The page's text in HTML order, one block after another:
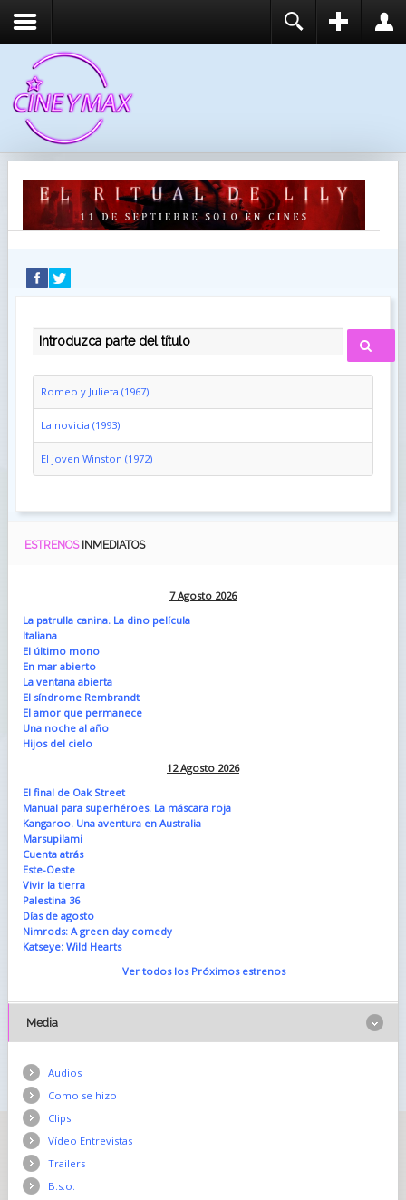
RECUÉRDEME
IDENTIFICARSE
INTRODUZCA PARTE DEL TÍTULO
Romeo y Julieta (1967)
La novicia (1993)
El joven Winston (1972)
ESTRENOS INMEDIATOS
7 Agosto 2026
La patrulla canina. La dino película
Italiana
El último mono
En mar abierto
La ventana abierta
El síndrome Rembrandt
El amor que permanece
Una noche al año
Hijos del cielo
12 Agosto 2026
El final de Oak Street
Manual para superhéroes. La máscara roja
Kangaroo. Una aventura en Australia
Marsupilami
Cuenta atrás
Este-Oeste
Vivir la tierra
Palestina 36
Días de agosto
Nimrods: A green day comedy
Katseye: Wild Hearts
Ver todos los Próximos estrenos
Media
Audios
Como se hizo
Clips
Vídeo Entrevistas
Trailers
B.s.o.